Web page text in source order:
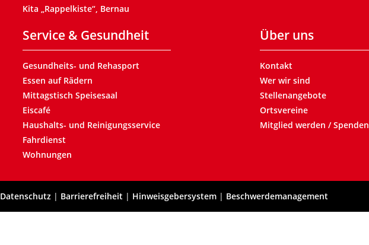
Kita „Rappelkiste“, Bernau
Service & Gesundheit
Gesundheits- und Rehasport
Essen auf Rädern
Mittagstisch Speisesaal
Eiscafé
Haushalts- und Reinigungsservice
Fahrdienst
Wohnungen
Über uns
Kontakt
Wer wir sind
Stellenangebote
Ortsvereine
Mitglied werden / Spenden
Datenschutz| Barrierefreiheit | Hinweisgebersystem| Beschwerdemanagement